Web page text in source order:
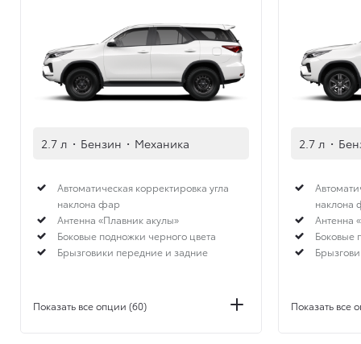
2.7 л · Бензин · Механика
Автоматическая корректировка угла
наклона фар
Антенна «Плавник акулы»
Боковые подножки черного цвета
Брызговики передние и задние
Показать все опции (60)
2.7 л ·
наклона
Антенна
Боковые
Показать все